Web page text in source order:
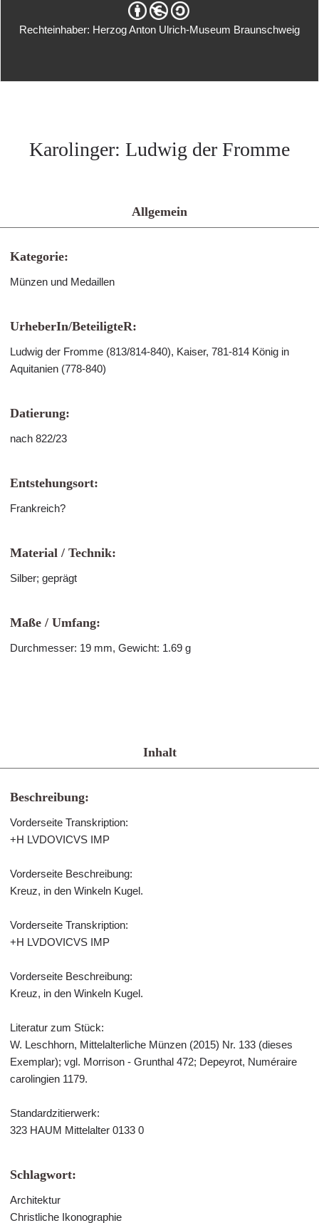
Rechteinhaber: Herzog Anton Ulrich-Museum Braunschweig
Karolinger: Ludwig der Fromme
Allgemein
Kategorie:
Münzen und Medaillen
UrheberIn/BeteiligteR:
Ludwig der Fromme (813/814-840), Kaiser, 781-814 König in
Aquitanien (778-840)
Datierung:
nach 822/23
Entstehungsort:
Frankreich?
Material / Technik:
Silber; geprägt
Maße / Umfang:
Durchmesser: 19 mm, Gewicht: 1.69 g
Inhalt
Beschreibung:
Vorderseite Transkription:
+H LVDOVICVS IMP
Vorderseite Beschreibung:
Kreuz, in den Winkeln Kugel.
Vorderseite Transkription:
+H LVDOVICVS IMP
Vorderseite Beschreibung:
Kreuz, in den Winkeln Kugel.
Literatur zum Stück:
W. Leschhorn, Mittelalterliche Münzen (2015) Nr. 133 (dieses
Exemplar); vgl. Morrison - Grunthal 472; Depeyrot, Numéraire
carolingien 1179.
Standardzitierwerk:
323 HAUM Mittelalter 0133 0
Schlagwort:
Architektur
Christliche Ikonographie